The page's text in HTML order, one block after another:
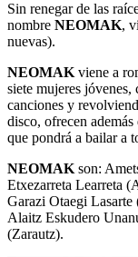
Sin renegar de las
nombre NEOMAK,
nuevas).
NEOMAK viene a
siete mujeres
canciones y
disco, ofrecen
que pondrá a bailar a
NEOMAK son:
Etxezarreta Learreta
Garazi Otaegi
Alaitz Eskudero
(Zarautz).